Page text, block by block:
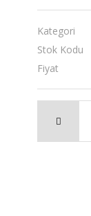
Kategori
Stok Kodu
Fiyat